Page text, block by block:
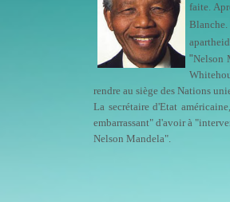
faite.
"Nelson
rendre au siège des Nations
La secrétaire d'Etat
embarrassant" d'avoir à
Nelson Mandela".